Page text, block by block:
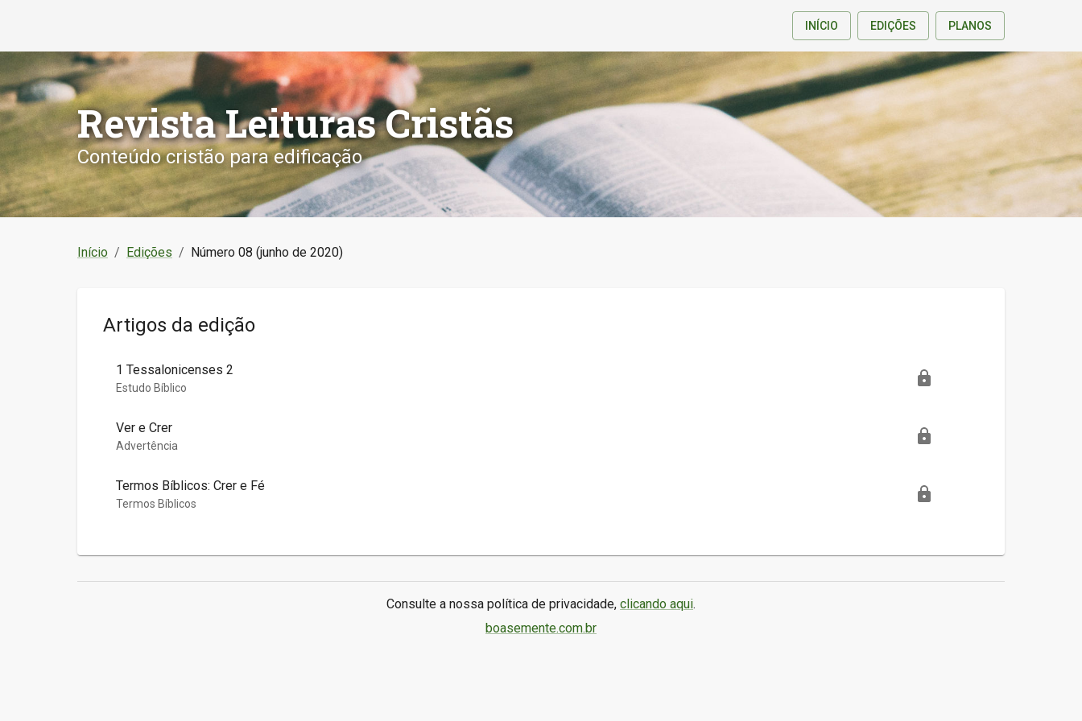
INÍCIO EDIÇÕES PLANOS
Revista Leituras Cristãs
Conteúdo cristão para edificação
Início / Edições / Número 08 (junho de 2020)
Artigos da edição
1 Tessalonicenses 2
Estudo Bíblico
Ver e Crer
Advertência
Termos Bíblicos: Crer e Fé
Termos Bíblicos
Consulte a nossa política de privacidade, clicando aqui.
boasemente.com.br